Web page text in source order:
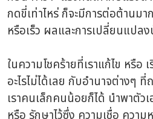
กดขี่เท่าไหร่ ก็จะมีการต่อต้านม
หรือเร็ว ผลและการเปลี่ยนแปล
ในความโชคร้ายที่เราแก้ไข หรือ
อะไรไม่ได้เลย กับอำนาจต่างๆ
เราคนเล็กคนน้อยก็ได้ นำพาตั
หรือ รักษาไว้ซึ่ง ความเชื่อ ควา